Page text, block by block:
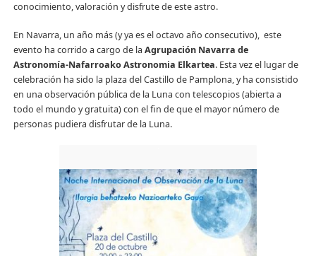
conocimiento, valoración y disfrute de este astro.
En Navarra, un año más (y ya es el octavo año consecutivo), este
evento ha corrido a cargo de la Agrupación Navarra de
Astronomía-Nafarroako Astronomia Elkartea. Esta vez el lugar de
celebración ha sido la plaza del Castillo de Pamplona, y ha consistido
en una observación pública de la Luna con telescopios (abierta a
todo el mundo y gratuita) con el fin de que el mayor número de
personas pudiera disfrutar de la Luna.